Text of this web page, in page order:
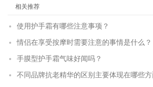
相关推荐
使用护手霜有哪些注意事项？
情侣在享受按摩时需要注意的事情是什么？
手膜型护手霜气味好闻吗？
不同品牌抗老精华的区别主要体现在哪些方